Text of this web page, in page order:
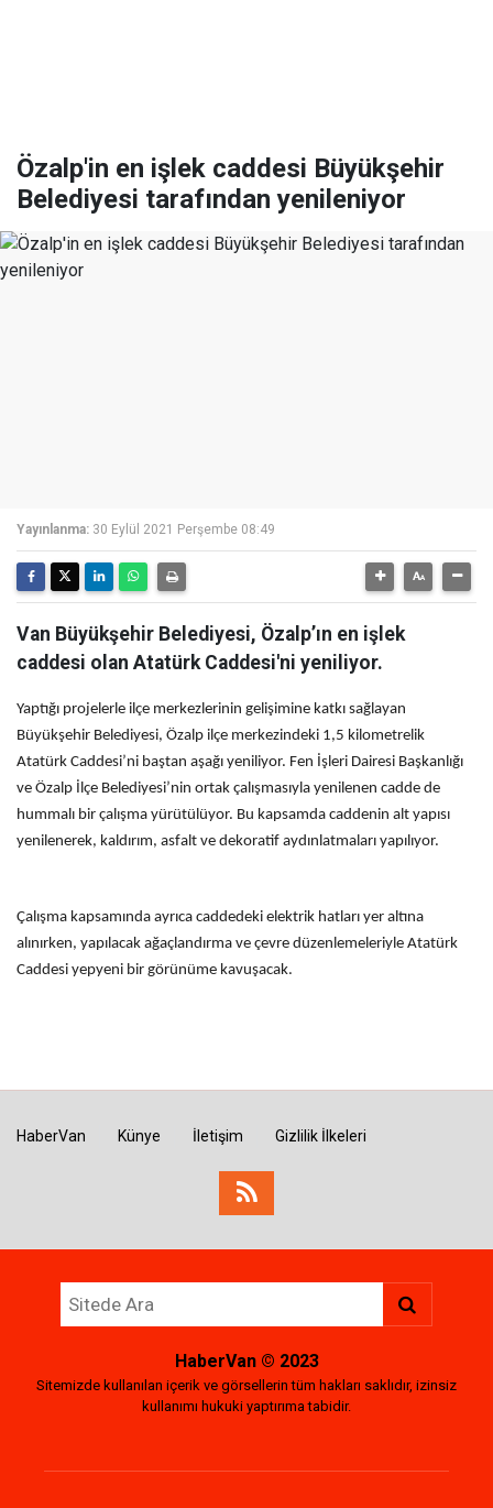
Özalp'in en işlek caddesi Büyükşehir
Belediyesi tarafından yenileniyor
Yayınlanma: 30 Eylül 2021 Perşembe 08:49
Van Büyükşehir Belediyesi, Özalp’ın en işlek
caddesi olan Atatürk Caddesi'ni yeniliyor.
Yaptığı projelerle ilçe merkezlerinin gelişimine katkı sağlayan
Büyükşehir Belediyesi, Özalp ilçe merkezindeki 1,5 kilometrelik
Atatürk Caddesi’ni baştan aşağı yeniliyor. Fen İşleri Dairesi Başkanlığı
ve Özalp İlçe Belediyesi’nin ortak çalışmasıyla yenilenen cadde de
hummalı bir çalışma yürütülüyor. Bu kapsamda caddenin alt yapısı
yenilenerek, kaldırım, asfalt ve dekoratif aydınlatmaları yapılıyor.
Çalışma kapsamında ayrıca caddedeki elektrik hatları yer altına
alınırken, yapılacak ağaçlandırma ve çevre düzenlemeleriyle Atatürk
Caddesi yepyeni bir görünüme kavuşacak.
HaberVan Künye İletişim Gizlilik İlkeleri
HaberVan© 2023
Sitemizde kullanılan içerik ve görsellerin tüm hakları saklıdır, izinsiz
kullanımı hukuki yaptırıma tabidir.